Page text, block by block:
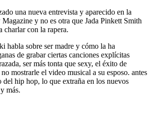
una nueva entrevista y aparecido en la
y no es otra que Jada Pinkett Smith
charlar con la rapera.
habla sobre ser madre y cómo la ha
de grabar ciertas canciones explícitas
ser más tonta que sexy, el éxito de
mostrarle el video musical a su esposo. antes
del hip hop, lo que extraña en los nuevos
más.